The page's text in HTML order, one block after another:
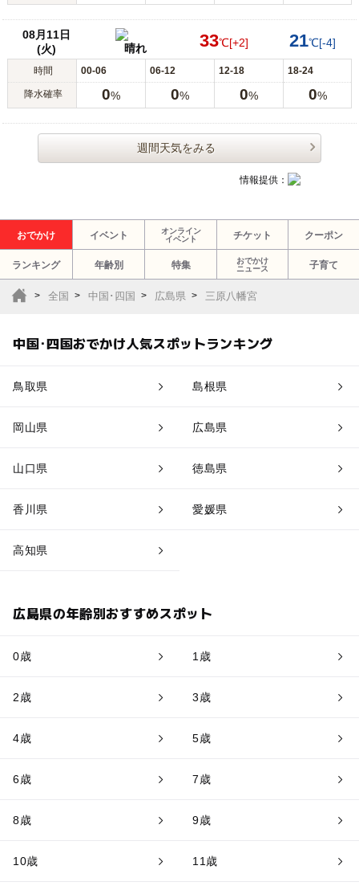
08月11日
(火)
晴れ 33℃[+2] 21℃[-4]
時間 00-06 06-12 12-18 18-24
降水確率 0% 0% 0% 0%
週間天気をみる
情報提供：
おでかけ イベント
オンライン
イベント
チケット クーポン
ランキング 年齢別 特集
おでかけ
ニュース
子育て
全国 中国･四国 広島県 三原八幡宮
中国･四国おでかけ人気スポットランキング
鳥取県 島根県
岡山県 広島県
山口県 徳島県
香川県 愛媛県
高知県
広島県の年齢別おすすめスポット
0歳 1歳
2歳 3歳
4歳 5歳
6歳 7歳
8歳 9歳
10歳 11歳